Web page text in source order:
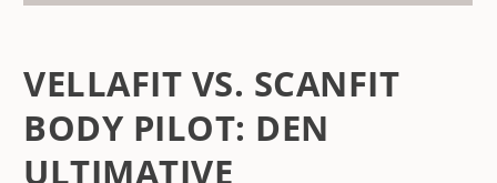
VELLAFIT VS. SCANFIT
BODY PILOT: DEN
ULTIMATIVE